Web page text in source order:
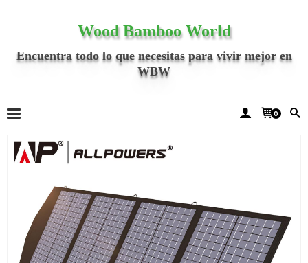
Wood Bamboo World
Encuentra todo lo que necesitas para vivir mejor en
WBW
0